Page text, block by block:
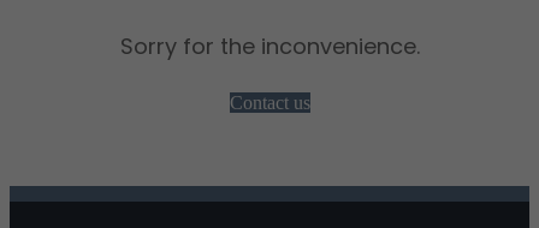
Sorry for the inconvenience.
Contact us